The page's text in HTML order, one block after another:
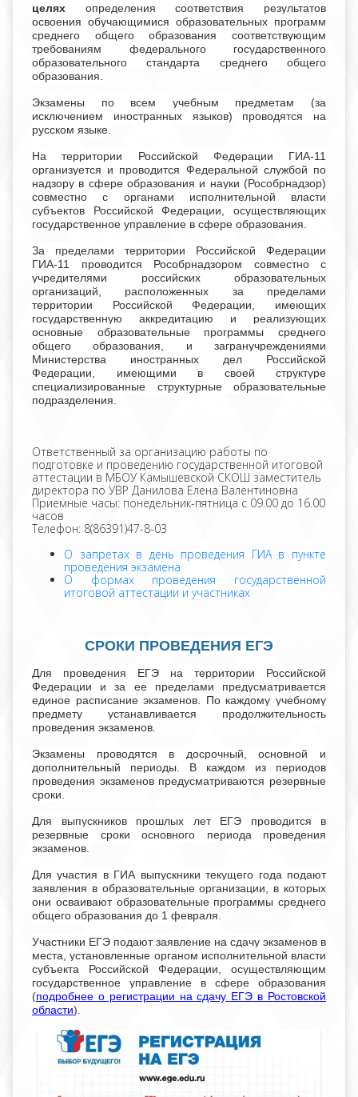
целях определения соответствия результатов
освоения обучающимися образовательных программ
среднего общего образования соответствующим
требованиям федерального государственного
образовательного стандарта среднего общего
образования.
Экзамены по всем учебным предметам (за
исключением иностранных языков) проводятся на
русском языке.
На территории Российской Федерации ГИА-11
организуется и проводится Федеральной службой по
надзору в сфере образования и науки (Рособрнадзор)
совместно с органами исполнительной власти
субъектов Российской Федерации, осуществляющих
государственное управление в сфере образования.
За пределами территории Российской Федерации
ГИА-11 проводится Рособрнадзором совместно с
учредителями российских образовательных
организаций, расположенных за пределами
территории Российской Федерации, имеющих
государственную аккредитацию и реализующих
основные образовательные программы среднего
общего образования, и загранучреждениями
Министерства иностранных дел Российской
Федерации, имеющими в своей структуре
специализированные структурные образовательные
подразделения.
Ответственный за организацию работы по
подготовке и проведению государственной итоговой
аттестации в МБОУ Камышевской СКОШ заместитель
директора по УВР Данилова Елена Валентиновна
Приемные часы: понедельник-пятница с 09.00 до 16.00
часов
Телефон: 8(86391)47-8-03
О запретах в день проведения ГИА в пункте
проведения экзамена
О формах проведения государственной
итоговой аттестации и участниках
СРОКИ ПРОВЕДЕНИЯ ЕГЭ
Для проведения ЕГЭ на территории Российской
Федерации и за ее пределами предусматривается
единое расписание экзаменов. По каждому учебному
предмету устанавливается продолжительность
проведения экзаменов.
Экзамены проводятся в досрочный, основной и
дополнительный периоды. В каждом из периодов
проведения экзаменов предусматриваются резервные
сроки.
Для выпускников прошлых лет ЕГЭ проводится в
резервные сроки основного периода проведения
экзаменов.
Для участия в ГИА выпускники текущего года подают
заявления в образовательные организации, в которых
они осваивают образовательные программы среднего
общего образования до 1 февраля.
Участники ЕГЭ подают заявление на сдачу экзаменов в
места, установленные органом исполнительной власти
субъекта Российской Федерации, осуществляющим
государственное управление в сфере образования
(подробнее о регистрации на сдачу ЕГЭ в Ростовской
области).